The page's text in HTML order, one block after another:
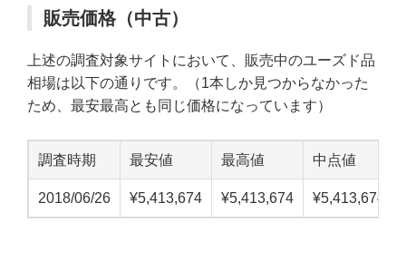
販売価格（中古）
上述の調査対象サイトにおいて、販売中のユーズド品
相場は以下の通りです。（1本しか見つからなかった
ため、最安最高とも同じ価格になっています）
調査時期 最安値 最高値 中点値
2018/06/26 ¥5,413,674 ¥5,413,674 ¥5,413,674